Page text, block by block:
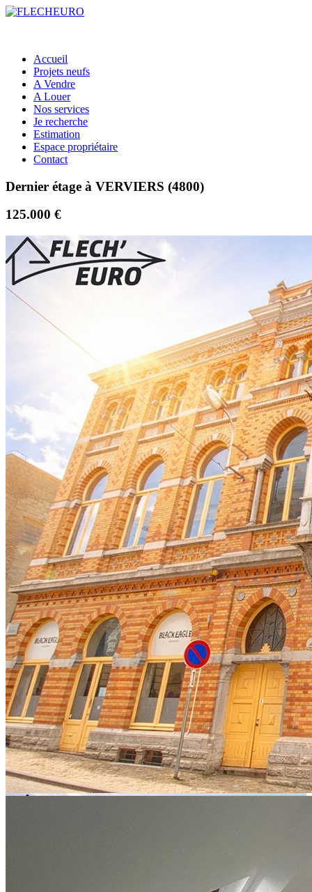
Accueil
Projets neufs
A Vendre
A Louer
Nos services
Je recherche
Estimation
Espace propriétaire
Contact
Dernier étage à VERVIERS (4800)
125.000 €